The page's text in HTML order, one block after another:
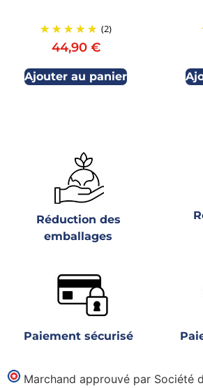
(2)
44,90 €
Ajouter au panier
Réduction des
emballages
Paiement sécurisé
Marchand approuvé par Société